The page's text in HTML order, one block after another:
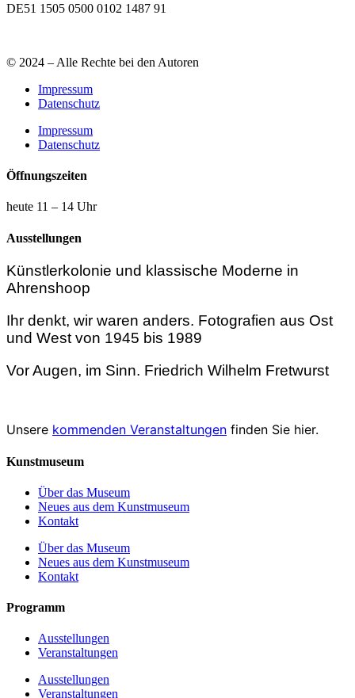
DE51 1505 0500 0102 1487 91
© 2024 – Alle Rechte bei den Autoren
Impressum
Datenschutz
Impressum
Datenschutz
Öffnungszeiten
heute 11 – 14 Uhr
Ausstellungen
Künstlerkolonie und klassische Moderne in
Ahrenshoop
Ihr denkt, wir waren anders. Fotografien aus Ost
und West von 1945 bis 1989
Vor Augen, im Sinn. Friedrich Wilhelm Fretwurst
Unsere kommenden Veranstaltungen finden Sie hier.
Kunstmuseum
Über das Museum
Neues aus dem Kunstmuseum
Kontakt
Über das Museum
Neues aus dem Kunstmuseum
Kontakt
Programm
Ausstellungen
Veranstaltungen
Ausstellungen
Veranstaltungen